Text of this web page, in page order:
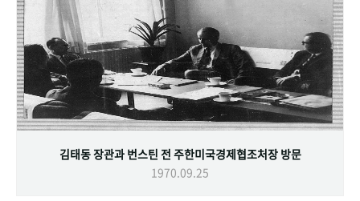
김태동 장관과 번스틴 전 주한미국경제협조처장 방문
1970.09.25